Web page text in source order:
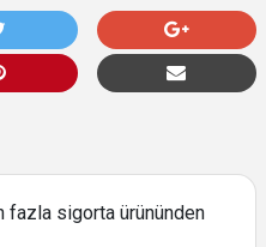
fazla sigorta ürününden